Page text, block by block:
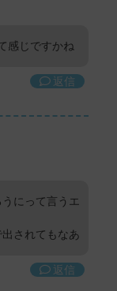
感じですかね
返信
にって言うエ
されてもなあ
返信